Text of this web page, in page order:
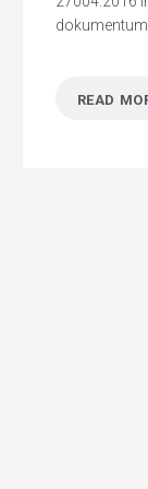
READ